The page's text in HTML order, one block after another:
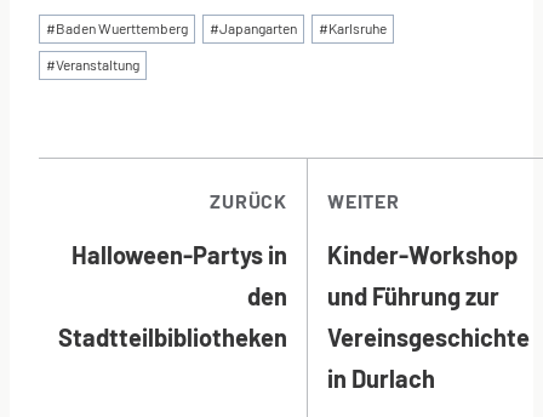
Schlagworte:
#Baden Wuerttemberg #Japangarten #Karlsruhe
#Veranstaltung
ZURÜCK
Halloween-Partys in
den
Stadtteilbibliotheken
WEITER
Kinder-Workshop
und Führung zur
Vereinsgeschichte
in Durlach